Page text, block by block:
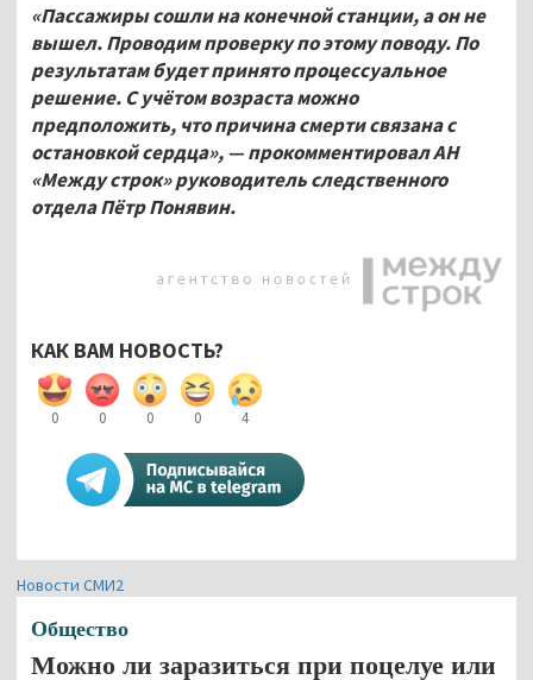
«Пассажиры сошли на конечной станции, а он не
вышел. Проводим проверку по этому поводу. По
результатам будет принято процессуальное
решение. С учётом возраста можно
предположить, что причина смерти связана с
остановкой сердца», — прокомментировал АН
«Между строк» руководитель следственного
отдела Пётр Понявин.
КАК ВАМ НОВОСТЬ?
0 0 0 0 4
Новости СМИ2
Общество
Можно ли заразиться при поцелуе или